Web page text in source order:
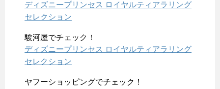
ディズニープリンセス ロイヤルティアラリング
セレクション
駿河屋でチェック！
ディズニープリンセス ロイヤルティアラリング
セレクション
ヤフーショッピングでチェック！